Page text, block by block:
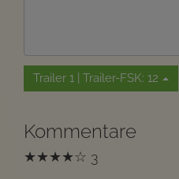
Trailer 1 | Trailer-FSK: 12
Kommentare
★★★★☆ 3